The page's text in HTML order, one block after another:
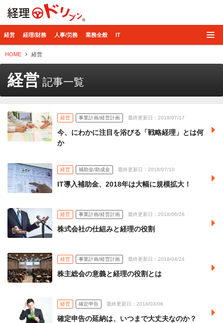
経営 経理/財務 人事/労務 業務全般 IT
HOME 経営
経営 記事一覧
経営 事業計画/経営計画 最終更新日：2018/07/17
今、にわかに注目を浴びる「戦略経理」とは何
か
経営 補助金/助成金 最終更新日：2018/07/10
IT導入補助金、2018年は大幅に規模拡大！
経営 事業計画/経営計画 最終更新日：2018/06/26
株式会社の仕組みと経理の役割
経営 事業計画/経営計画 最終更新日：2018/04/24
株主総会の意義と経理の役割とは
経営 確定申告 最終更新日：2018/03/06
確定申告の延納は、いつまで大丈夫なのか？